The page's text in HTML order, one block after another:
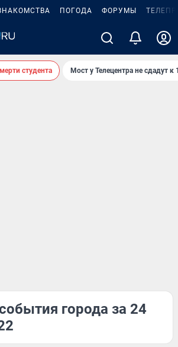
ПОГОДА ФОРУМЫ
студента Мост у Телецентра не сдадут к
города за 24